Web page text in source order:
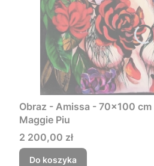
Obraz - Amissa - 70x100 cm
Maggie Piu
Cena
2 200,00 zł
Do koszyka